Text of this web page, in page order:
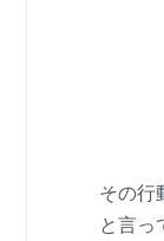
その行
と言っ